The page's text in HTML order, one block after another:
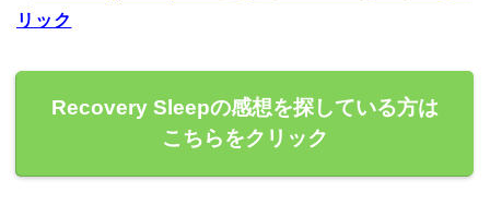
リック
Recovery Sleepの感想を探している方は
こちらをクリック